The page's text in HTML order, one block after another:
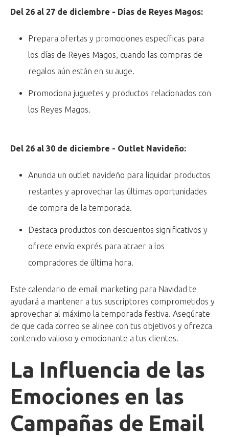
Del 26 al 27 de diciembre - Días de Reyes Magos:
Prepara ofertas y promociones específicas para
los días de Reyes Magos, cuando las compras de
regalos aún están en su auge.
Promociona juguetes y productos relacionados con
los Reyes Magos.
Del 26 al 30 de diciembre - Outlet Navideño:
Anuncia un outlet navideño para liquidar productos
restantes y aprovechar las últimas oportunidades
de compra de la temporada.
Destaca productos con descuentos significativos y
ofrece envío exprés para atraer a los
compradores de última hora.
Este calendario de email marketing para Navidad te
ayudará a mantener a tus suscriptores comprometidos y
aprovechar al máximo la temporada festiva. Asegúrate
de que cada correo se alinee con tus objetivos y ofrezca
contenido valioso y emocionante a tus clientes.
La Influencia de las
Emociones en las
Campañas de Email